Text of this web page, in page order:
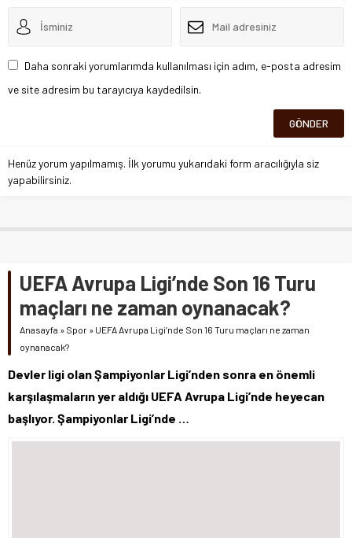
Daha sonraki yorumlarımda kullanılması için adım, e-posta adresim
ve site adresim bu tarayıcıya kaydedilsin.
Henüz yorum yapılmamış. İlk yorumu yukarıdaki form aracılığıyla siz
yapabilirsiniz.
UEFA Avrupa Ligi’nde Son 16 Turu
maçları ne zaman oynanacak?
Anasayfa » Spor » UEFA Avrupa Ligi’nde Son 16 Turu maçları ne zaman
oynanacak?
Devler ligi olan Şampiyonlar Ligi’nden sonra en önemli
karşılaşmaların yer aldığı UEFA Avrupa Ligi’nde heyecan
başlıyor. Şampiyonlar Ligi’nde …